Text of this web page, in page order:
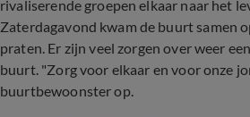
rivaliserende groepen elkaar naar het
Zaterdagavond kwam de buurt samen
praten. Er zijn veel zorgen over weer
buurt. "Zorg voor elkaar en voor onze
buurtbewoonster op.